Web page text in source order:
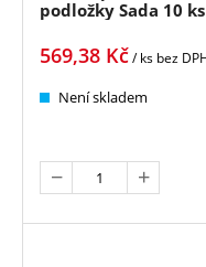
podložky Sada 10 ks
569,38 Kč/ ks bez
Není skladem